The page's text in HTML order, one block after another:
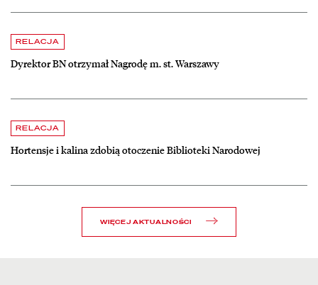
RELACJA
Dyrektor BN otrzymał Nagrodę m. st. Warszawy
czytaj więcej o Dyrektor BN otrzymał Nagrodę m. st. Warszawy
RELACJA
Hortensje i kalina zdobią otoczenie Biblioteki Narodowej
czytaj więcej o Hortensje i kalina zdobią otoczenie Biblioteki
WIĘCEJ AKTUALNOŚCI